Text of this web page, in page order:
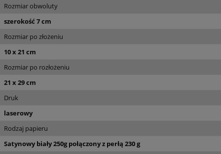
Rozmiar obwoluty
szerokość 7 cm
Rozmiar po złożeniu
10 x 21 cm
Rozmiar po rozłożeniu
21 x 29 cm
Druk
laserowy
Rodzaj papieru
Satynowy biały 250g połączony z perłą 230 g